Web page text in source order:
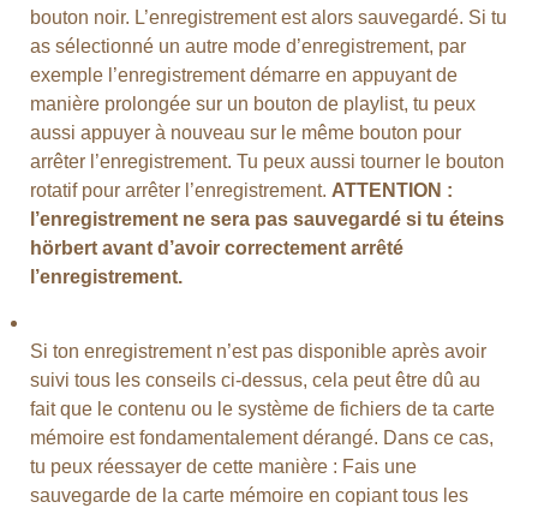
bouton noir. L’enregistrement est alors sauvegardé. Si tu
as sélectionné un autre mode d’enregistrement, par
exemple l’enregistrement démarre en appuyant de
manière prolongée sur un bouton de playlist, tu peux
aussi appuyer à nouveau sur le même bouton pour
arrêter l’enregistrement. Tu peux aussi tourner le bouton
rotatif pour arrêter l’enregistrement. ATTENTION :
l’enregistrement ne sera pas sauvegardé si tu éteins
hörbert avant d’avoir correctement arrêté
l’enregistrement.
Si ton enregistrement n’est pas disponible après avoir
suivi tous les conseils ci-dessus, cela peut être dû au
fait que le contenu ou le système de fichiers de ta carte
mémoire est fondamentalement dérangé. Dans ce cas,
tu peux réessayer de cette manière : Fais une
sauvegarde de la carte mémoire en copiant tous les